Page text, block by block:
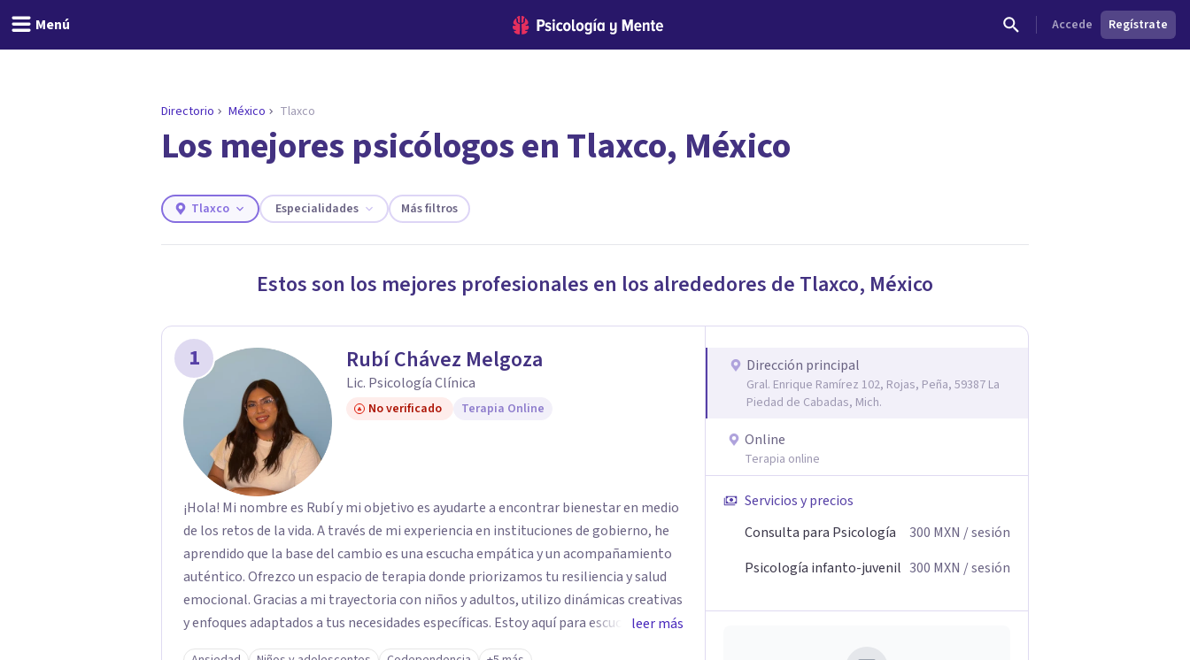
Menú Accede Regístrate
ENCONTRAR MI TERAPEUTA
¿Necesitas ayuda para encontrar el psicólogo adecuado?
Responder cuestionario
Directorio México Tlaxco
Los mejores psicólogos en Tlaxco, México
Tlaxco Especialidades Más filtros
Estos son los mejores profesionales en los alrededores de Tlaxco, México
1 Rubí Chávez Melgoza
Lic. Psicología Clínica
No verificado Terapia Online
¡Hola! Mi nombre es Rubí y mi objetivo es ayudarte a encontrar bienestar en medio
de los retos de la vida. A través de mi experiencia en instituciones de gobierno, he
aprendido que la base del cambio es una escucha empática y un acompañamiento
auténtico. ​Ofrezco un espacio de terapia donde priorizamos tu resiliencia y salud
emocional. Gracias a mi trayectoria con niños y adultos, utilizo dinámicas creativas
y enfoques adaptados a tus necesidades específicas. Estoy aquí para escucharte y
brindarte las herramientas necesarias para fortalecer tu paz mental.
leer más
Dirección principal
Gral. Enrique Ramírez 102, Rojas, Peña, 59387 La
Piedad de Cabadas, Mich.
Online
Terapia online
Servicios y precios
Consulta para Psicología
300 MXN / sesión
Psicología infanto-juvenil 300 MXN / sesión